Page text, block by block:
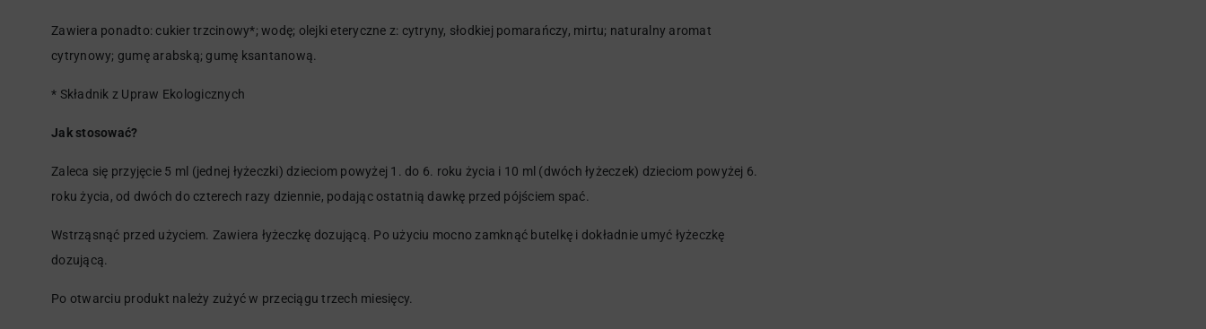
Zawiera ponadto: cukier trzcinowy*; wodę; olejki eteryczne z: cytryny, słodkiej pomarańczy, mirtu; naturalny aromat
cytrynowy; gumę arabską; gumę ksantanową.
* Składnik z Upraw Ekologicznych
Jak stosować?
Zaleca się przyjęcie 5 ml (jednej łyżeczki) dzieciom powyżej 1. do 6. roku życia i 10 ml (dwóch łyżeczek) dzieciom powyżej 6.
roku życia, od dwóch do czterech razy dziennie, podając ostatnią dawkę przed pójściem spać.
Wstrząsnąć przed użyciem. Zawiera łyżeczkę dozującą. Po użyciu mocno zamknąć butelkę i dokładnie umyć łyżeczkę
dozującą.
Po otwarciu produkt należy zużyć w przeciągu trzech miesięcy.